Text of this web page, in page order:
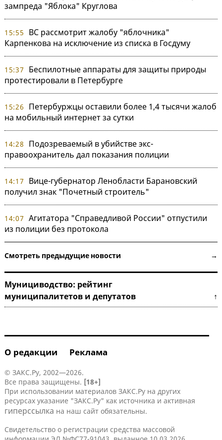
зампреда "Яблока" Круглова
15:55
ВС рассмотрит жалобу "яблочника"
Карпенкова на исключение из списка в Госдуму
15:37
Беспилотные аппараты для защиты природы
протестировали в Петербурге
15:26
Петербуржцы оставили более 1,4 тысячи жалоб
на мобильный интернет за сутки
14:28
Подозреваемый в убийстве экс-
правоохранитель дал показания полиции
14:17
Вице-губернатор Ленобласти Барановский
получил знак "Почетный строитель"
14:07 Агитатора "Справедливой России" отпустили
из полиции без протокола
Смотреть предыдущие новости →
Мунициводство: рейтинг
муниципалитетов и депутатов ↑
О редакции Реклама
© ЗАКС.Ру, 2002—2026.
Все права защищены. [18+]
При использовании материалов ЗАКС.Ру на других
ресурсах указание "ЗАКС.Ру" как источника и активная
гиперссылка на наш сайт обязательны.
Свидетельство о регистрации средства массовой